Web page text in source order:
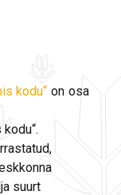
kodu“ on osa
suurt